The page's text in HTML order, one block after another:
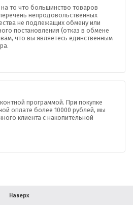
то что большинство товаров
непродовольственных
не подлежащих обмену или
постановления (отказ в обмене
что вы являетесь единственным
программой. При покупке
оплате более 10000 рублей, мы
клиента с накопительной
Наверх